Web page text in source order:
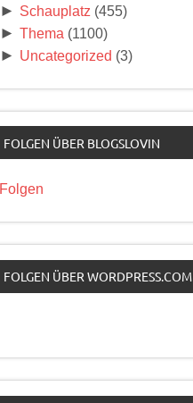
► Schauplatz (455)
► Thema (1100)
► Uncategorized (3)
FOLGEN ÜBER BLOGSLOVIN
Folgen
FOLGEN ÜBER WORDPRESS.COM